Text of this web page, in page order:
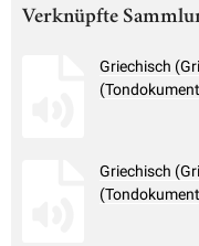
Verknüpfte
Griechisch
Griechisch